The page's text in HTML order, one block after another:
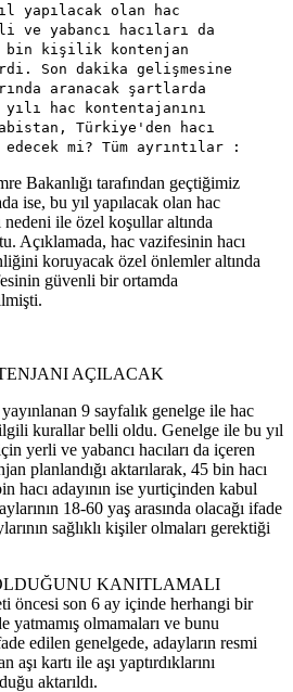
yapılacak olan hac
yabancı hacıları da
bin kişilik kontenjan
Son dakika gelişmesine
aranacak şartlarda
hac kontentajanını
Türkiye'den hacı
mi? Tüm ayrıntılar :
Bakanlığı tarafından geçtiğimiz
ise, bu yıl yapılacak olan hac
ile özel koşullar altında
Açıklamada, hac vazifesinin hacı
koruyacak özel önlemler altında
güvenli bir ortamda
AÇILACAK
9 sayfalık genelge ile hac
kurallar belli oldu. Genelge ile bu yıl
yerli ve yabancı hacıları da içeren
planlandığı aktarılarak, 45 bin hacı
hacı adayının ise yurtiçinden kabul
18-60 yaş arasında olacağı ifade
sağlıklı kişiler olmaları gerektiği
KANITLAMALI
öncesi son 6 ay içinde herhangi bir
yatmamış olmamaları ve bunu
edilen genelgede, adayların resmi
kartı ile aşı yaptırdıklarını
aktarıldı.